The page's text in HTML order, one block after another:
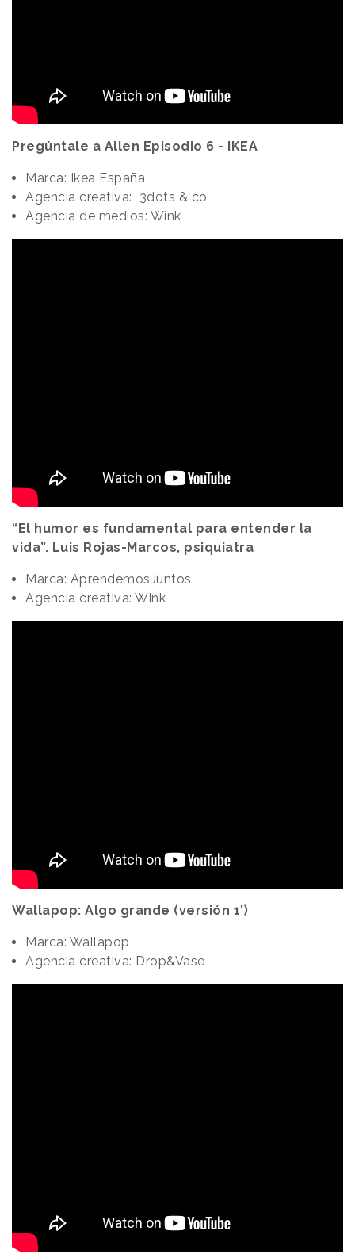
Pregúntale a Allen Episodio 6 - IKEA
Marca: Ikea España
Agencia creativa: 3dots & co
Agencia de medios: Wink
“El humor es fundamental para entender la
vida”. Luis Rojas-Marcos, psiquiatra
Marca: AprendemosJuntos
Agencia creativa: Wink
Wallapop: Algo grande (versión 1')
Marca: Wallapop
Agencia creativa: Drop&Vase